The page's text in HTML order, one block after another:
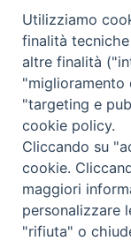
Cancelleria
Comunicazione &
Utilizziamo
finalità
altre finalità
"miglioramento
"targeting e
cookie policy.
Cliccando su
cookie.
maggiori
personalizzare
"rifiuta" o